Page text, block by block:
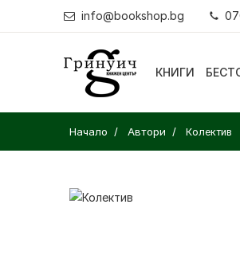
info@bookshop.bg
КНИГИ
Начало Автори Колектив